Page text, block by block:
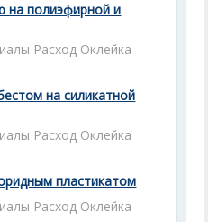
на полиэфирной и
Расход Оклейка
на силикатной
Расход Оклейка
пластикатом
Расход Оклейка